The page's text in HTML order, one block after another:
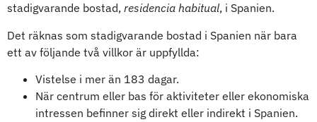
stadigvarande bostad, residencia habitual, i Spanien.
Det räknas som stadigvarande bostad i Spanien när bara
ett av följande två villkor är uppfyllda:
Vistelse i mer än 183 dagar.
När centrum eller bas för aktiviteter eller ekonomiska
intressen befinner sig direkt eller indirekt i Spanien.